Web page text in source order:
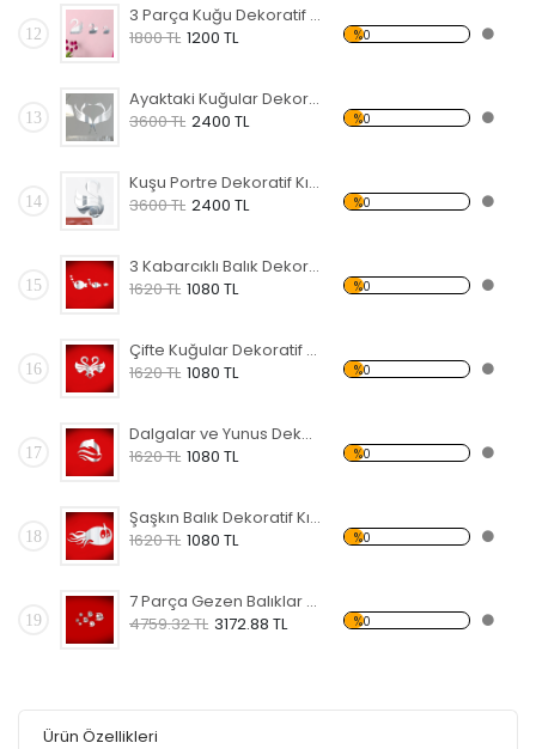
12
3 Parça Kuğu Dekoratif Kırılmaz Ayna
1800 TL 1200 TL %0
13
Ayaktaki Kuğular Dekoratif Kırılmaz Ayna
3600 TL 2400 TL %0
14
Kuşu Portre Dekoratif Kırılmaz Ayna
3600 TL 2400 TL %0
15
3 Kabarcıklı Balık Dekoratif Kırılmaz Ayna
1620 TL 1080 TL %0
16
Çifte Kuğular Dekoratif Kırılmaz Ayna
1620 TL 1080 TL %0
17
Dalgalar ve Yunus Dekoratif Kırılmaz Ayna
1620 TL 1080 TL %0
18
Şaşkın Balık Dekoratif Kırılmaz Ayna
1620 TL 1080 TL %0
19
7 Parça Gezen Balıklar Dekoratif Kırılmaz Ayna
4759.32 TL 3172.88 TL %0
Ürün Özellikleri